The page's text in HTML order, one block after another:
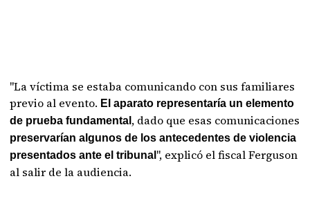
"La víctima se estaba comunicando con sus familiares
previo al evento. El aparato representaría un elemento
de prueba fundamental , dado que esas comunicaciones
preservarían algunos de los antecedentes de violencia
presentados ante el tribunal ", explicó el fiscal Ferguson
al salir de la audiencia.